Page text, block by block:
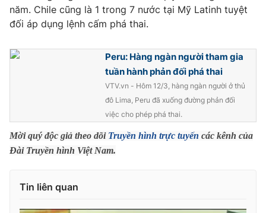
Nhân vật
Giải sao mai
Âm nhạc
Đời sống
Du lịch
Làm đẹp
Hitech Công nghệ tương lai
Sản phẩm
Thị trường
Giao lưu trực tuyến
Lịch phát sóng
Chuyên mục khác
năm. Chile cũng là 1 trong 7 nước tại Mỹ Latinh tuyệt
đối áp dụng lệnh cấm phá thai.
Peru: Hàng ngàn người tham gia
tuần hành phản đối phá thai
VTV.vn - Hôm 12/3, hàng ngàn người ở thủ
đô Lima, Peru đã xuống đường phản đối
việc cho phép phá thai.
Mời quý độc giả theo dõi Truyền hình trực tuyến các kênh của
Đài Truyền hình Việt Nam.
Tin liên quan